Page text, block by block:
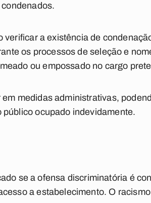
a existência de
os processos de seleção e
ou empossado no cargo
medidas administrativas,
ocupado indevidamente.
se a ofensa discriminatória é
a estabelecimento. O